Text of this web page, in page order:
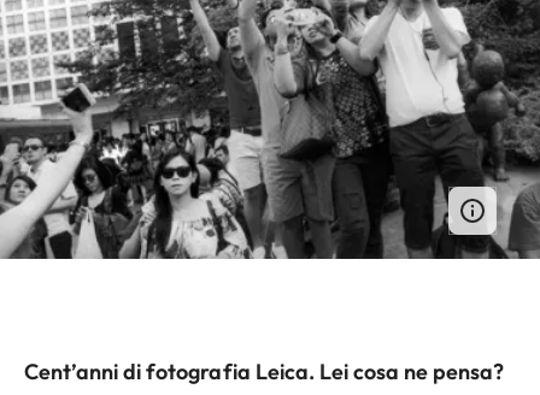
Cent’anni di fotografia Leica. Lei cosa ne pensa?